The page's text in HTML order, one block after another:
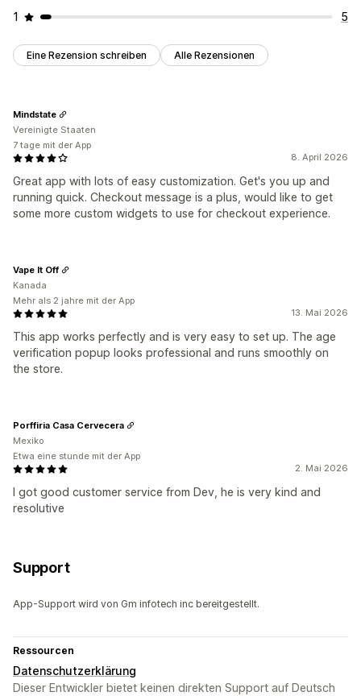
1
5
Eine Rezension schreiben Alle Rezensionen
8. April 2026
Great app with lots of easy customization. Get's you up and
running quick. Checkout message is a plus, would like to get
some more custom widgets to use for checkout experience.
Mindstate
Vereinigte Staaten
7 tage mit der App
13. Mai 2026
This app works perfectly and is very easy to set up. The age
verification popup looks professional and runs smoothly on
the store.
Vape It Off
Kanada
Mehr als 2 jahre mit der App
2. Mai 2026
I got good customer service from Dev, he is very kind and
resolutive
Porffiria Casa Cervecera
Mexiko
Etwa eine stunde mit der App
Support
App-Support wird von Gm infotech inc bereitgestellt.
Ressourcen
Datenschutzerklärung
Dieser Entwickler bietet keinen direkten Support auf Deutsch